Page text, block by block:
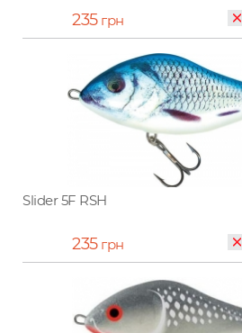
235грн
Slider 5F RSH
235грн